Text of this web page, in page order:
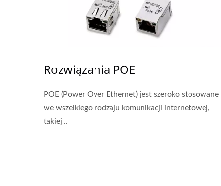
Rozwiązania POE
POE (Power Over Ethernet) jest szeroko stosowane
we wszelkiego rodzaju komunikacji internetowej,
takiej...